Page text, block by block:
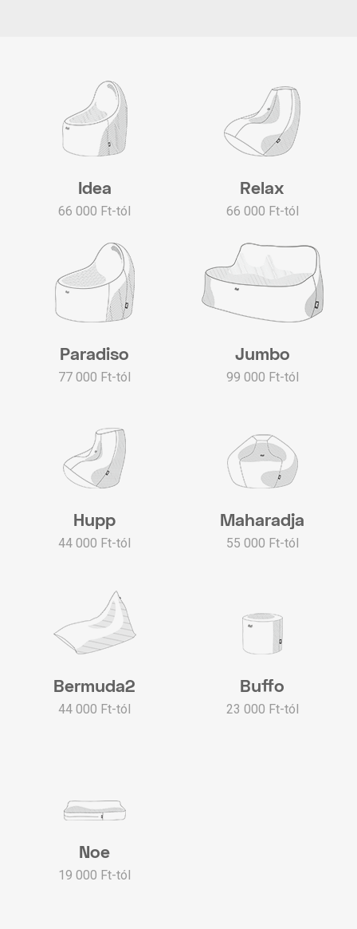
Idea
66 000 Ft-tól
Relax
66 000 Ft-tól
Paradiso
77 000 Ft-tól
Jumbo
99 000 Ft-tól
Hupp
44 000 Ft-tól
Maharadja
55 000 Ft-tól
Bermuda2
44 000 Ft-tól
Buffo
23 000 Ft-tól
Noe
19 000 Ft-tól